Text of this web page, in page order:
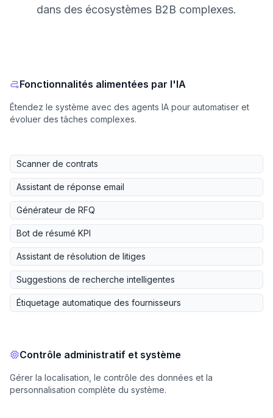
dans des écosystèmes B2B complexes.
Fonctionnalités alimentées par l'IA
Étendez le système avec des agents IA pour automatiser et
évoluer des tâches complexes.
Scanner de contrats
Assistant de réponse email
Générateur de RFQ
Bot de résumé KPI
Assistant de résolution de litiges
Suggestions de recherche intelligentes
Étiquetage automatique des fournisseurs
Contrôle administratif et système
Gérer la localisation, le contrôle des données et la
personnalisation complète du système.